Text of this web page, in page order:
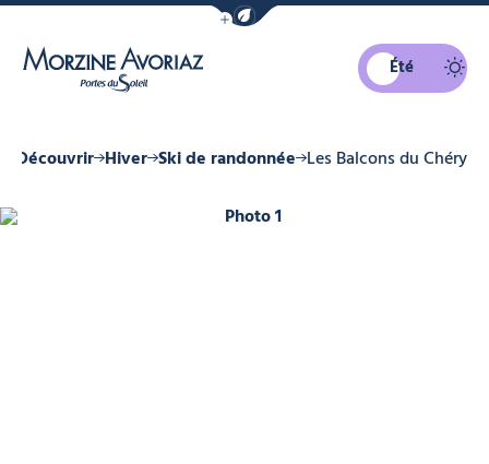
Afficher la barre de navigation du
Été
Découvrir Hiver Ski de randonnée Les Balcons du Chéry
Photo 1, © SOLEGETS